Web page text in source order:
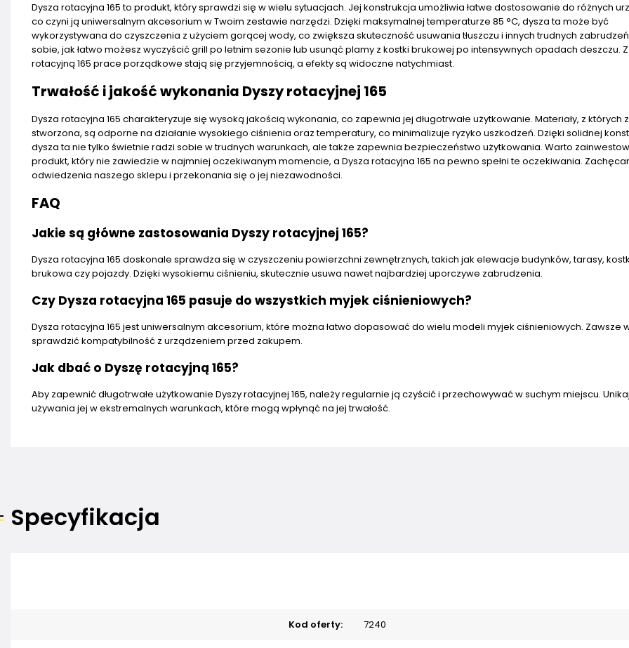
Dysza rotacyjna 165 to produkt, który sprawdzi się w wielu sytuacjach. Jej konstrukcja umożliwia łatwe dostosowanie do różnych
co czyni ją uniwersalnym akcesorium w Twoim zestawie narzędzi. Dzięki maksymalnej temperaturze 85 °C, dysza ta może być
wykorzystywana do czyszczenia z użyciem gorącej wody, co zwiększa skuteczność usuwania tłuszczu i innych trudnych
sobie, jak łatwo możesz wyczyścić grill po letnim sezonie lub usunąć plamy z kostki brukowej po intensywnych opadach deszczu. Z
rotacyjną 165 prace porządkowe stają się przyjemnością, a efekty są widoczne natychmiast.
Trwałość i jakość wykonania Dyszy rotacyjnej 165
Dysza rotacyjna 165 charakteryzuje się wysoką jakością wykonania, co zapewnia jej długotrwałe użytkowanie. Materiały, z których
stworzona, są odporne na działanie wysokiego ciśnienia oraz temperatury, co minimalizuje ryzyko uszkodzeń. Dzięki solidnej
dysza ta nie tylko świetnie radzi sobie w trudnych warunkach, ale także zapewnia bezpieczeństwo użytkowania. Warto
produkt, który nie zawiedzie w najmniej oczekiwanym momencie, a Dysza rotacyjna 165 na pewno spełni te oczekiwania.
odwiedzenia naszego sklepu i przekonania się o jej niezawodności.
FAQ
Jakie są główne zastosowania Dyszy rotacyjnej 165?
Dysza rotacyjna 165 doskonale sprawdza się w czyszczeniu powierzchni zewnętrznych, takich jak elewacje budynków, tarasy,
brukowa czy pojazdy. Dzięki wysokiemu ciśnieniu, skutecznie usuwa nawet najbardziej uporczywe zabrudzenia.
Czy Dysza rotacyjna 165 pasuje do wszystkich myjek ciśnieniowych?
Dysza rotacyjna 165 jest uniwersalnym akcesorium, które można łatwo dopasować do wielu modeli myjek ciśnieniowych. Zawsze
sprawdzić kompatybilność z urządzeniem przed zakupem.
Jak dbać o Dyszę rotacyjną 165?
Aby zapewnić długotrwałe użytkowanie Dyszy rotacyjnej 165, należy regularnie ją czyścić i przechowywać w suchym miejscu. Unikaj
używania jej w ekstremalnych warunkach, które mogą wpłynąć na jej trwałość.
Specyfikacja
Kod oferty: 7240